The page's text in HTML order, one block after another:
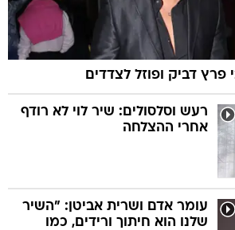
פרץ דביק ופוזל לצדדים
רעש וסלסולים: שיר לוי לא רודף
אחרי ההצלחה
עומר אדם ושרית אביטן: "השיר
שלנו הוא חיתוך ורידים, כמו